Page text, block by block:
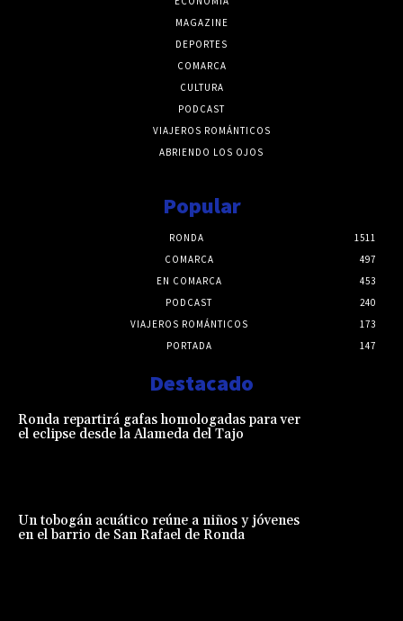
MAGAZINE
DEPORTES
COMARCA
CULTURA
PODCAST
VIAJEROS ROMÁNTICOS
ABRIENDO LOS OJOS
Popular
RONDA
1511
COMARCA
497
EN COMARCA
453
PODCAST
240
VIAJEROS ROMÁNTICOS
173
PORTADA
147
Destacado
Ronda repartirá gafas homologadas para ver
el eclipse desde la Alameda del Tajo
Un tobogán acuático reúne a niños y jóvenes
en el barrio de San Rafael de Ronda